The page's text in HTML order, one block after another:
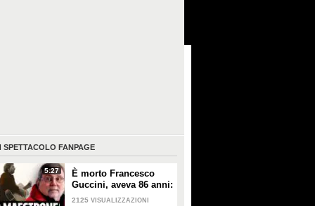
SPETTACOLO FANPAGE
5:27
È morto Francesco
Guccini, aveva 86 anni:
è stato uno dei
2125 VISUALIZZAZIONI